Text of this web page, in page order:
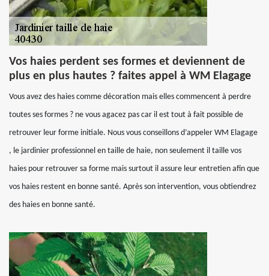
Vos haies perdent ses formes et deviennent de
plus en plus hautes ? faites appel à WM Elagage
Vous avez des haies comme décoration mais elles commencent à perdre
toutes ses formes ? ne vous agacez pas car il est tout à fait possible de
retrouver leur forme initiale. Nous vous conseillons d’appeler WM Elagage
, le jardinier professionnel en taille de haie, non seulement il taille vos
haies pour retrouver sa forme mais surtout il assure leur entretien afin que
vos haies restent en bonne santé. Après son intervention, vous obtiendrez
des haies en bonne santé.